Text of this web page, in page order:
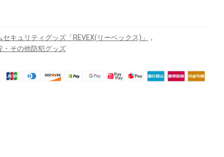
セキュリティグッズ「REVEX(リーベックス)」 ,
・その他防犯グッズ